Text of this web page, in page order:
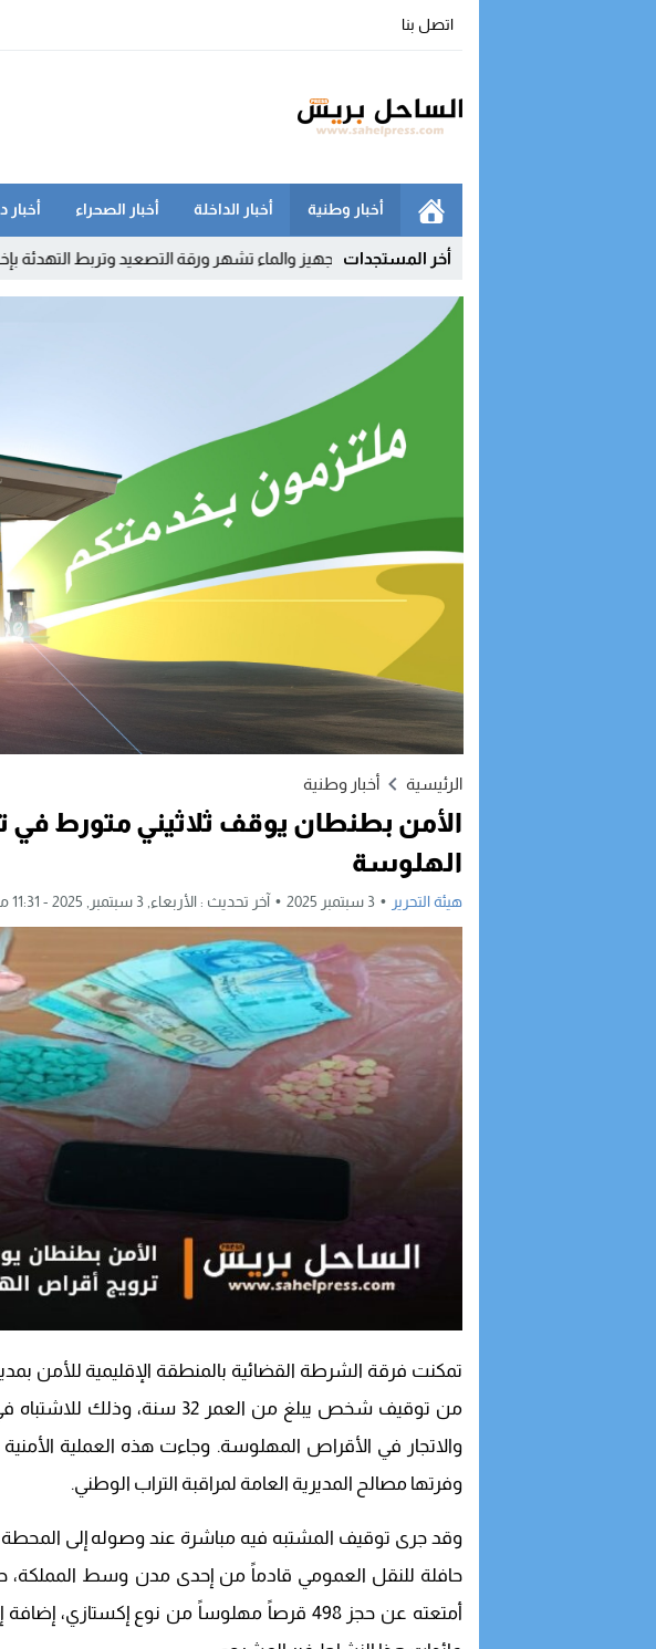
اتصل بنا
أخبار وطنية أخبار الداخلة أخبار الصحراء أخبار
أخر المستجدات
نقابات التجهيز والماء تشهر ورقة التصعيد وتربط التهدئة بإخراج النظام
الرئيسية أخبار وطنية
الأمن بطنطان يوقف ثلاثيني متورط في
الهلوسة
هيئة التحرير 3 سبتمبر 2025 آخر تحديث : الأربعاء, 3 سبتمبر, 2025 - 11:31 مساءً
من توقيف شخص يبلغ من العمر 32
والاتجار في الأقراص المهلوسة. وجاءت هذه العملية
وفرتها مصالح المديرية العامة لمراقبة التراب الوطني.
وقد جرى توقيف المشتبه فيه مباشرة عند وصوله إلى
حافلة للنقل العمومي قادماً من إحدى مدن وسط
أمتعته عن حجز 498 قرصاً مهلوساً من نوع